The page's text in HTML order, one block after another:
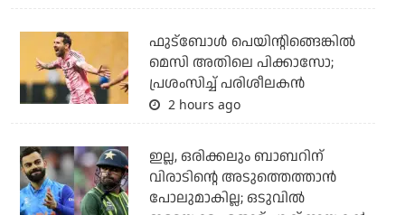
ഫുട്‌ബോള്‍ പെയിന്റിങ്ങെങ്കില്‍
മെസി അതിലെ പിക്കാസോ;
പ്രശംസിച്ച് പരിശീലകന്‍
2 hours ago
ഇല്ല, ഒരിക്കലും ബാബറിന്
വിരാടിന്റെ അടുത്തെത്താന്‍
പോലുമാകില്ല; ഒടുവില്‍